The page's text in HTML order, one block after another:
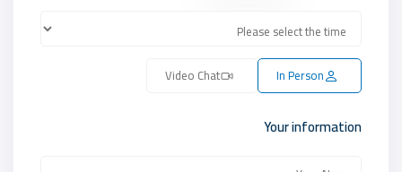
In Person
Video Chat
Your information